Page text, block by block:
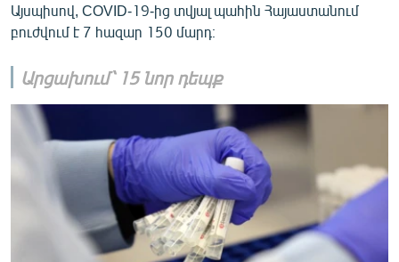
«Ազատության» բոլոր կայքերը
Այսպիսով, COVID-19-ից տվյալ պահին Հայաստանում
բուժվում է 7 հազար 150 մարդ։
Արցախում՝ 15 նոր դեպք